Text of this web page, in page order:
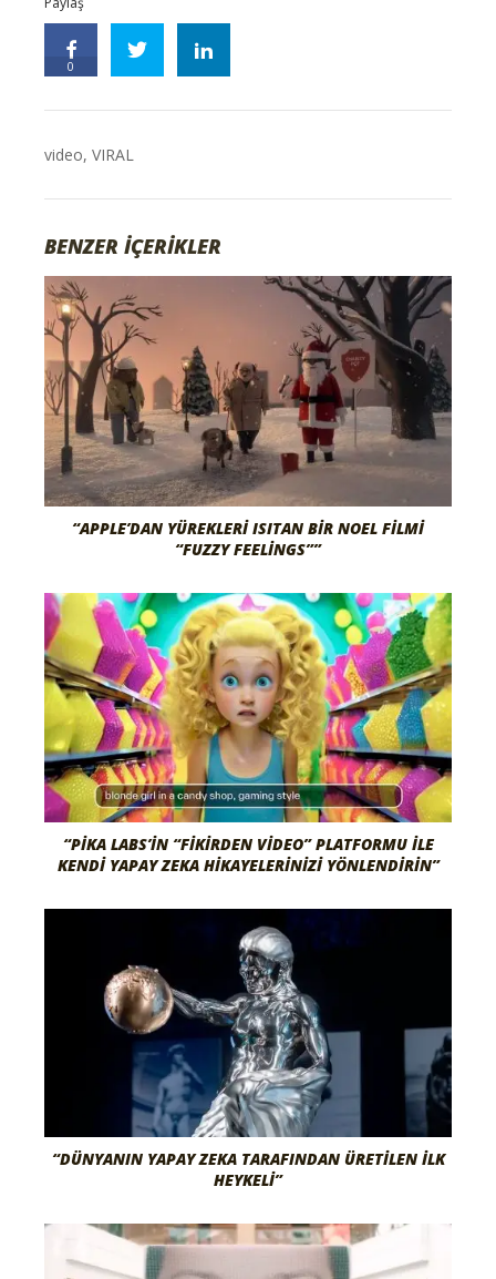
0
video,VIRAL
BENZER İÇERİKLER
“APPLE’DAN YÜREKLERI ISITAN BIR NOEL FILMI
“FUZZY FEELINGS””
“PIKA LABS’IN “FIKIRDEN VIDEO” PLATFORMU ILE
KENDI YAPAY ZEKA HIKAYELERINIZI YÖNLENDIRIN”
“DÜNYANIN YAPAY ZEKA TARAFINDAN ÜRETILEN İLK
HEYKELI”